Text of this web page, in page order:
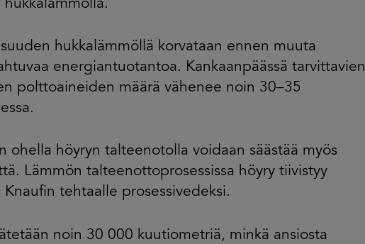
hukkalämmöllä korvataan ennen muuta
energiantuotantoa. Kankaanpäässä tarvittavien
polttoaineiden määrä vähenee noin 30–35
ohella höyryn talteenotolla voidaan säästää myös
Lämmön talteenottoprosessissa höyry tiivistyy
tehtaalle prosessivedeksi.
noin 30 000 kuutiometriä, minkä ansiosta